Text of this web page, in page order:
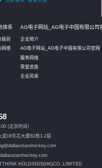
体系
级别
网络
AG电子网站_AG电子中国有限公司
企业简介
AG电子网站_AG电子中国有限公司官网
服务网络
荣誉资质
企业风采
(北京时间）
道18号芯大厦B2栋1-2层
HOLDINGS(HK)CO.,LIMITED